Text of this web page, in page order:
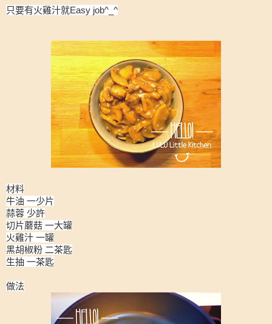
只要有火雞汁就Easy job^_^
材料
牛油 一少片
蒜蓉 少許
切片蘑菇 一大罐
火雞汁 一罐
黑胡椒粉 二茶匙
生抽 一茶匙
做法